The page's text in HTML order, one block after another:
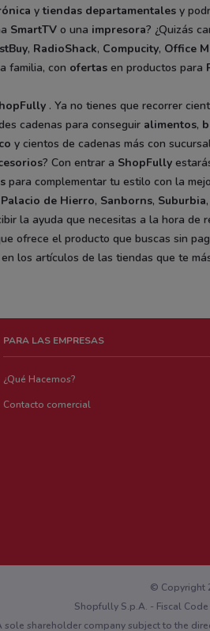
ytiendas departamentales y
SmartTV o una impresora? ¿Quizás
, RadioShack, Compucity, Office
familia, con ofertas en productos para
. Ya no tienes que recorrer
cadenas para conseguir alimentos,
y cientos de cadenas más con
? Con entrar a ShopFully
para complementar tu estilo con la
Palacio de Hierro, Sanborns, Suburbia,
la ayuda que necesitas a la hora de
ofrece el producto que buscas sin
en los artículos de las tiendas que te
PARA LAS EMPRESAS
¿Qué Hacemos?
Contacto comercial
© Copyright
Shopfully S.p.A. - Fiscal
sole shareholder company subject to the